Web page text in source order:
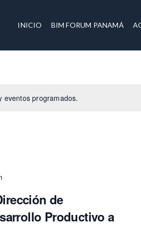
INICIO BIM FORUM PANAMÁ
eventos programados.
de
Productivo a